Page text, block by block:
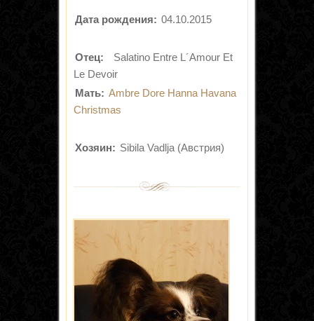
Дата рождения: 04.10.2015
Отец:
Salatino Entre L´Amour Et
Le Devoir
Мать: Ambre Dore Hanna Havana
Christmas
Хозяин: Sibila Vadlja (Австрия)